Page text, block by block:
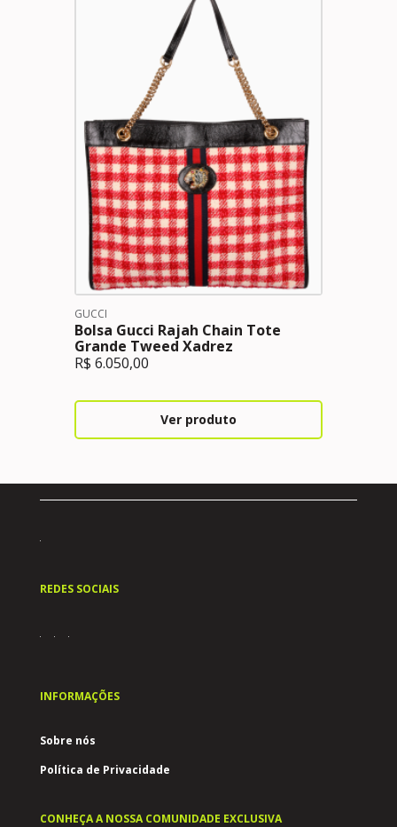
GUCCI
Bolsa Gucci Rajah Chain Tote
Grande Tweed Xadrez
R$ 6.050,00
Ver produto
INFORMAÇÕES
Política de Privacidade